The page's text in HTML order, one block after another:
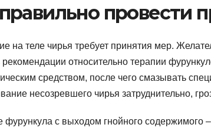
провести
на теле чирья требует принятия мер.
рекомендации относительно терапии
средством, после чего смазывать
несозревшего чирья затруднительно,
фурункула с выходом гнойного